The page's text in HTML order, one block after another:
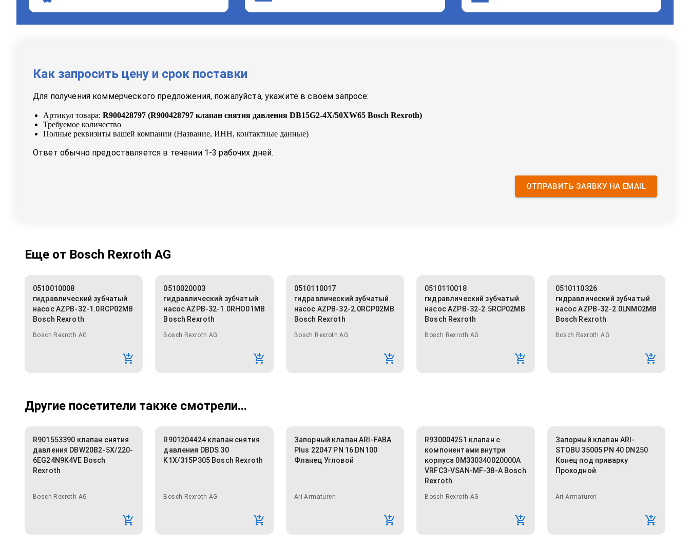
Как запросить цену и срок поставки
Для получения коммерческого предложения, пожалуйста, укажите в своем запросе:
Артикул товара: R900428797 (R900428797 клапан снятия давления DB15G2-4X/50XW65 Bosch Rexroth)
Требуемое количество
Полные реквизиты вашей компании (Название, ИНН, контактные данные)
Ответ обычно предоставляется в течении 1-3 рабочих дней.
ОТПРАВИТЬ ЗАЯВКУ НА EMAIL
Еще от Bosch Rexroth AG
0510010008
гидравлический зубчатый
насос AZPB-32-1.0RCP02MB
Bosch Rexroth
Bosch Rexroth AG
0510020003
гидравлический зубчатый
насос AZPB-32-1.0RHO01MB
Bosch Rexroth
Bosch Rexroth AG
0510110017
гидравлический зубчатый
насос AZPB-32-2.0RCP02MB
Bosch Rexroth
Bosch Rexroth AG
0510110018
гидравлический зубчатый
насос AZPB-32-2.5RCP02MB
Bosch Rexroth
Bosch Rexroth AG
0510110326
гидравлический зубчатый
насос AZPB-32-2.0LNM02MB
Bosch Rexroth
Bosch Rexroth AG
Другие посетители также смотрели...
R901553390 клапан снятия
давления DBW20B2-5X/220-
6EG24N9K4VE Bosch
Rexroth
Bosch Rexroth AG
R901204424 клапан снятия
давления DBDS 30
K1X/315P305 Bosch Rexroth
Bosch Rexroth AG
Запорный клапан ARI-FABA
Plus 22047 PN 16 DN100
Фланец Угловой
Ari Armaturen
R930004251 клапан с
компонентами внутри
корпуса 0M330340020000A
VRFC3-VSAN-MF-38-A Bosch
Rexroth
Bosch Rexroth AG
Запорный клапан ARI-
STOBU 35005 PN 40 DN250
Конец под приварку
Проходной
Ari Armaturen